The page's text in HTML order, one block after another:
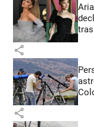
share
share